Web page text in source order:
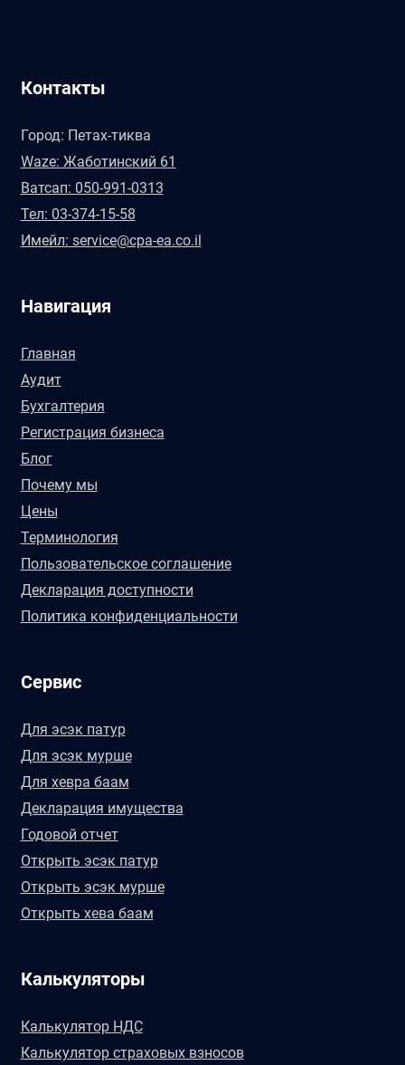
Контакты
Город: Петах-тиква
Waze: Жаботинский 61
Ватсап: 050-991-0313
Тел: 03-374-15-58
Имейл: service@cpa-ea.co.il
Навигация
Главная
Аудит
Бухгалтерия
Регистрация бизнеса
Блог
Почему мы
Цены
Терминология
Пользовательское соглашение
Декларация доступности
Политика конфиденциальности
Сервис
Для эсэк патур
Для эсэк мурше
Для хевра баам
Декларация имущества
Годовой отчет
Открыть эсэк патур
Открыть эсэк мурше
Открыть хева баам
Калькуляторы
Калькулятор НДС
Калькулятор страховых взносов